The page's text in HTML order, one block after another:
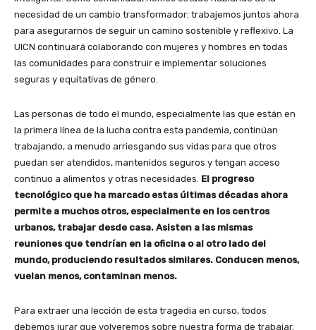
necesidad de un cambio transformador: trabajemos juntos ahora
para asegurarnos de seguir un camino sostenible y reflexivo. La
UICN continuará colaborando con mujeres y hombres en todas
las comunidades para construir e implementar soluciones
seguras y equitativas de género.
Las personas de todo el mundo, especialmente las que están en
la primera línea de la lucha contra esta pandemia, continúan
trabajando, a menudo arriesgando sus vidas para que otros
puedan ser atendidos, mantenidos seguros y tengan acceso
continuo a alimentos y otras necesidades. El progreso
tecnológico que ha marcado estas últimas décadas ahora
permite a muchos otros, especialmente en los centros
urbanos, trabajar desde casa. Asisten a las mismas
reuniones que tendrían en la oficina o al otro lado del
mundo, produciendo resultados similares. Conducen menos,
vuelan menos, contaminan menos.
Para extraer una lección de esta tragedia en curso, todos
debemos jurar que volveremos sobre nuestra forma de trabajar.